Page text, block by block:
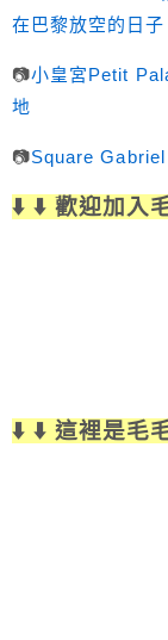
在巴黎放空的日子
📷小皇宮Petit
地
📷Square
⬇️ ⬇️ 歡迎加入
⬇️ ⬇️ 這裡是毛